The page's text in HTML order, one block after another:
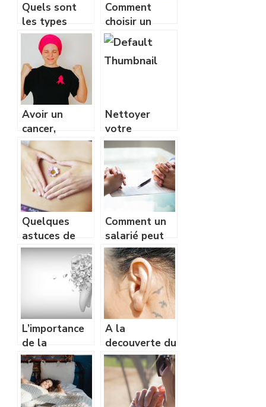
Quels sont
les types
d’aides à
domicile pour
les personnes
âgées ?
Comment
choisir un
fauteuil
releveur ?
Avoir un
cancer,
comment
réussir à le
vivre
quotidiennement
?
Nettoyer
votre
cuisinière à
granulés
Quelques
astuces de
grand-mère
pour perdre
du ventre
Comment un
salarié peut
rompre son
contrat de
travail ?
L’importance
de la
protection et
l’hygiene des
dents
A la
decouverte du
centre auditif
a Saint
Gratien